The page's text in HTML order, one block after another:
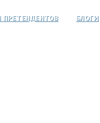
ПРЕТЕНДЕНТОВ
БЛОГИ